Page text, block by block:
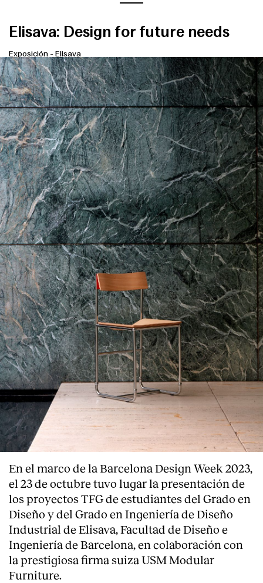
About
Elisava: Design for future needs
Exposición - Elisava
En el marco de la Barcelona Design Week 2023,
el 23 de octubre tuvo lugar la presentación de
los proyectos TFG de estudiantes del Grado en
Diseño y del Grado en Ingeniería de Diseño
Industrial de Elisava, Facultad de Diseño e
Ingeniería de Barcelona, en colaboración con
la prestigiosa firma suiza USM Modular
Furniture.